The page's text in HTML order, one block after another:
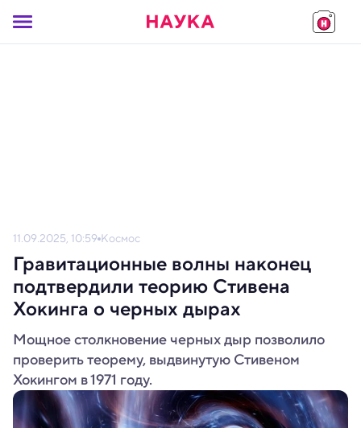
11.09.2025, 10:59 Космос
Гравитационные волны наконец
подтвердили теорию Стивена
Хокинга о черных дырах
Мощное столкновение черных дыр позволило
проверить теорему, выдвинутую Стивеном
Хокингом в 1971 году.